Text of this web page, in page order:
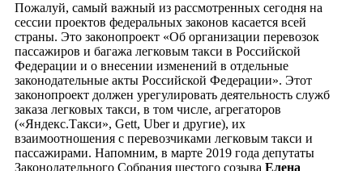
Пожалуй, самый важный из рассмотренных сегодня на
сессии проектов федеральных законов касается всей
страны. Это законопроект «Об организации перевозок
пассажиров и багажа легковым такси в Российской
Федерации и о внесении изменений в отдельные
законодательные акты Российской Федерации». Этот
законопроект должен урегулировать деятельность служб
заказа легковых такси, в том числе, агрегаторов
(«Яндекс.Такси», Gett, Uber и другие), их
взаимоотношения с перевозчиками легковым такси и
пассажирами. Напомним, в марте 2019 года депутаты
Законодательного Собрания шестого созыва Елена